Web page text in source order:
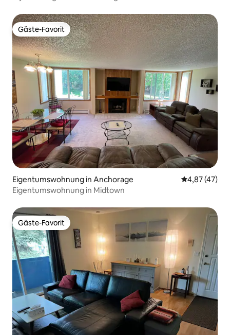
Gäste-Favorit
Gäste-Favorit
Eigentumswohnung in Anchorage
4,87 (47)
Eigentumswohnung in Midtown
Gäste-Favorit
Gäste-Favorit